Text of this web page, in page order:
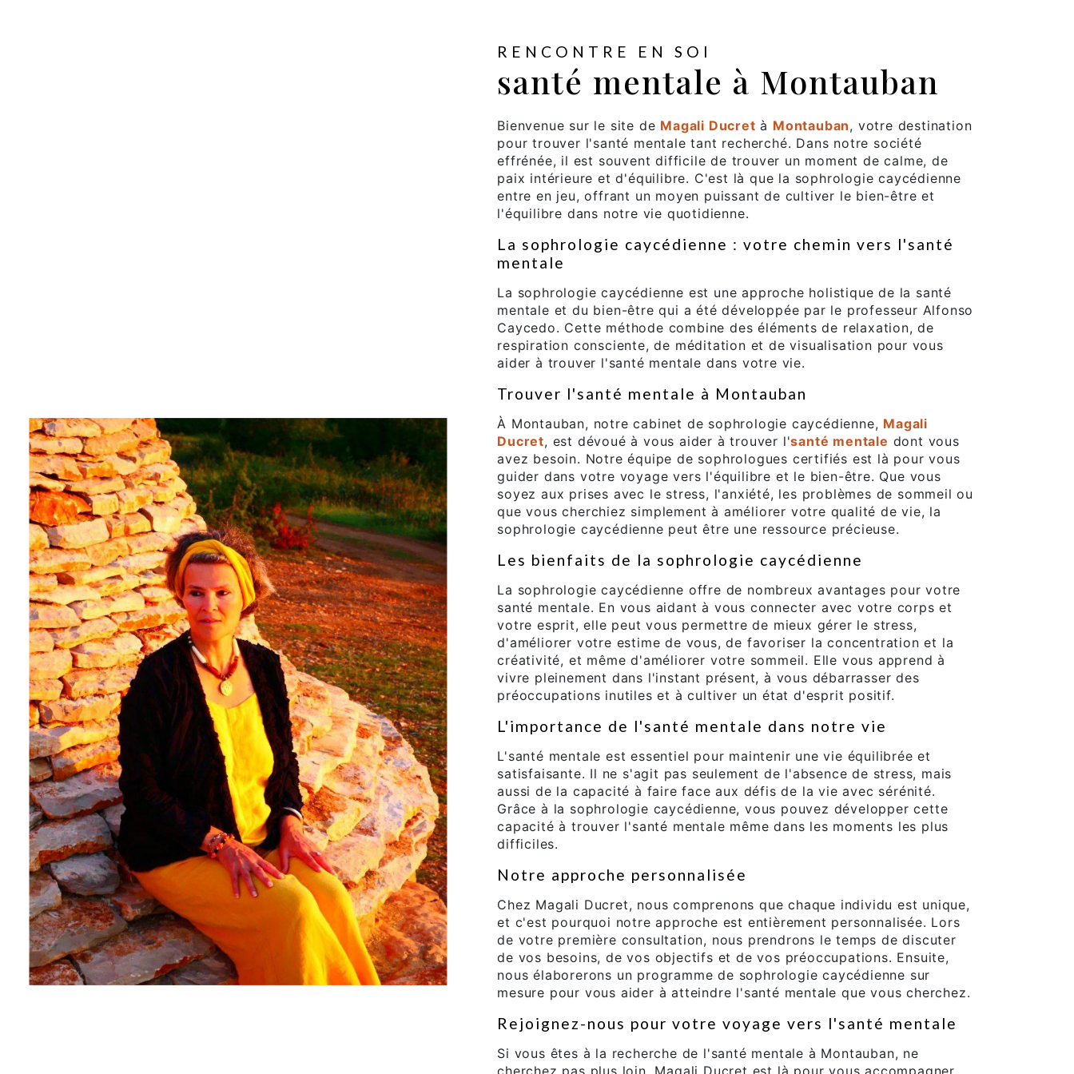
RENCONTRE EN SOI
santé mentale à Montauban
Bienvenue sur le site de Magali Ducret à Montauban, votre destination
pour trouver l'santé mentale tant recherché. Dans notre société
effrénée, il est souvent difficile de trouver un moment de calme, de
paix intérieure et d'équilibre. C'est là que la sophrologie caycédienne
entre en jeu, offrant un moyen puissant de cultiver le bien-être et
l'équilibre dans notre vie quotidienne.
La sophrologie caycédienne : votre chemin vers l'santé
mentale
La sophrologie caycédienne est une approche holistique de la santé
mentale et du bien-être qui a été développée par le professeur Alfonso
Caycedo. Cette méthode combine des éléments de relaxation, de
respiration consciente, de méditation et de visualisation pour vous
aider à trouver l'santé mentale dans votre vie.
Trouver l'santé mentale à Montauban
À Montauban, notre cabinet de sophrologie caycédienne, Magali
Ducret, est dévoué à vous aider à trouver l'santé mentale dont vous
avez besoin. Notre équipe de sophrologues certifiés est là pour vous
guider dans votre voyage vers l'équilibre et le bien-être. Que vous
soyez aux prises avec le stress, l'anxiété, les problèmes de sommeil ou
que vous cherchiez simplement à améliorer votre qualité de vie, la
sophrologie caycédienne peut être une ressource précieuse.
Les bienfaits de la sophrologie caycédienne
La sophrologie caycédienne offre de nombreux avantages pour votre
santé mentale. En vous aidant à vous connecter avec votre corps et
votre esprit, elle peut vous permettre de mieux gérer le stress,
d'améliorer votre estime de vous, de favoriser la concentration et la
créativité, et même d'améliorer votre sommeil. Elle vous apprend à
vivre pleinement dans l'instant présent, à vous débarrasser des
préoccupations inutiles et à cultiver un état d'esprit positif.
L'importance de l'santé mentale dans notre vie
L'santé mentale est essentiel pour maintenir une vie équilibrée et
satisfaisante. Il ne s'agit pas seulement de l'absence de stress, mais
aussi de la capacité à faire face aux défis de la vie avec sérénité.
Grâce à la sophrologie caycédienne, vous pouvez développer cette
capacité à trouver l'santé mentale même dans les moments les plus
difficiles.
Notre approche personnalisée
Chez Magali Ducret, nous comprenons que chaque individu est unique,
et c'est pourquoi notre approche est entièrement personnalisée. Lors
de votre première consultation, nous prendrons le temps de discuter
de vos besoins, de vos objectifs et de vos préoccupations. Ensuite,
nous élaborerons un programme de sophrologie caycédienne sur
mesure pour vous aider à atteindre l'santé mentale que vous cherchez.
Rejoignez-nous pour votre voyage vers l'santé mentale
Si vous êtes à la recherche de l'santé mentale à Montauban, ne